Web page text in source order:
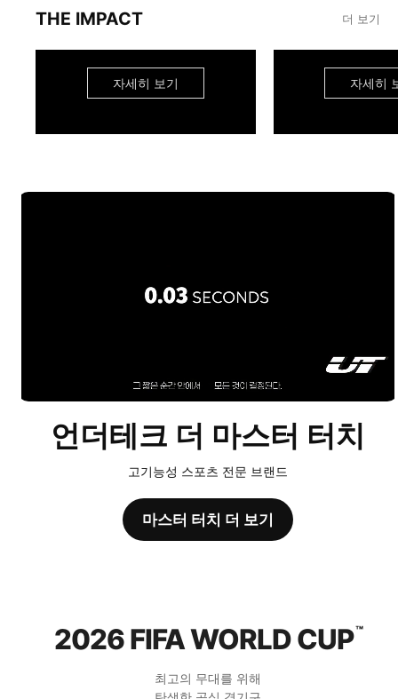
THE IMPACT 더 보기
자세히 보기 자세히
언더테크 더 마스터 터치
고기능성 스포츠 전문 브랜드
마스터 터치 더 보기
2026 FIFA WORLD CUP™
최고의 무대를 위해